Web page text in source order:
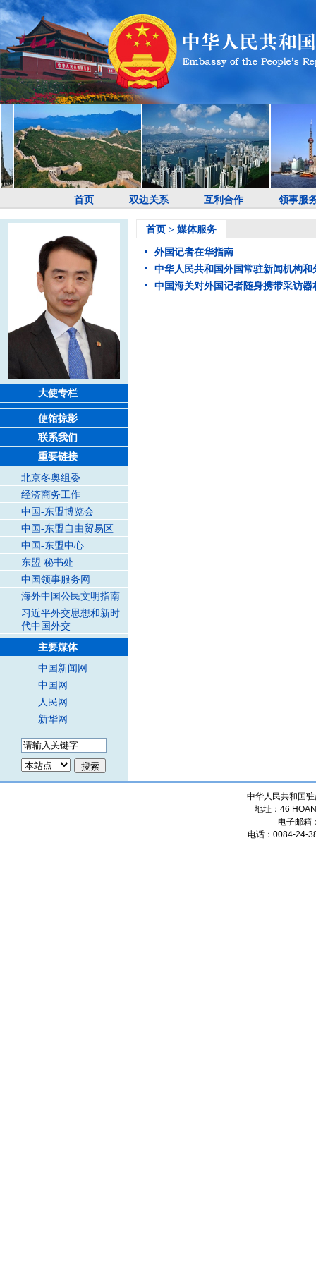
首页 双边关系 互利合作 领事服
大使专栏
使馆掠影
联系我们
重要链接
北京冬奥组委
经济商务工作
中国-东盟博览会
中国-东盟自由贸易区
中国-东盟中心
东盟 秘书处
中国领事服务网
海外中国公民文明指南
习近平外交思想和新时
代中国外交
主要媒体
中国新闻网
中国网
人民网
新华网
首页 > 媒体服务
外国记者在华指南
中华人民共和国外国常驻新闻机构和
中国海关对外国记者随身携带采访器
中华人民共和国
地址：46
电子邮箱
电话：0084-24-